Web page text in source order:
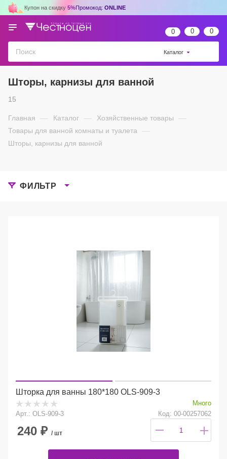
Купон на скидку 5%Промокод: ONLINE
0 0 0
Каталог
Шторы, карнизы для ванной
15
Главная — Каталог — Хозяйственные товары —
Товары для ванной комнаты и туалета —
Шторы, карнизы для ванной
ФИЛЬТР
Шторка для ванны 180*180 OLS-909-3
Много
Арт.: OLS-909-3
Код: 00-00257062
240 ₽ / шт